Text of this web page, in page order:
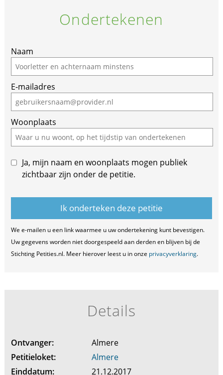
Ondertekenen
Naam
E-mailadres
Woonplaats
Ja, mijn naam en woonplaats mogen publiek
zichtbaar zijn onder de petitie.
We e-mailen u een link waarmee u uw ondertekening kunt bevestigen.
Uw gegevens worden niet doorgespeeld aan derden en blijven bij de
Stichting Petities.nl. Meer hierover leest u in onze privacyverklaring.
Details
Ontvanger:
Almere
Petitieloket:
Almere
Einddatum:
21.12.2017